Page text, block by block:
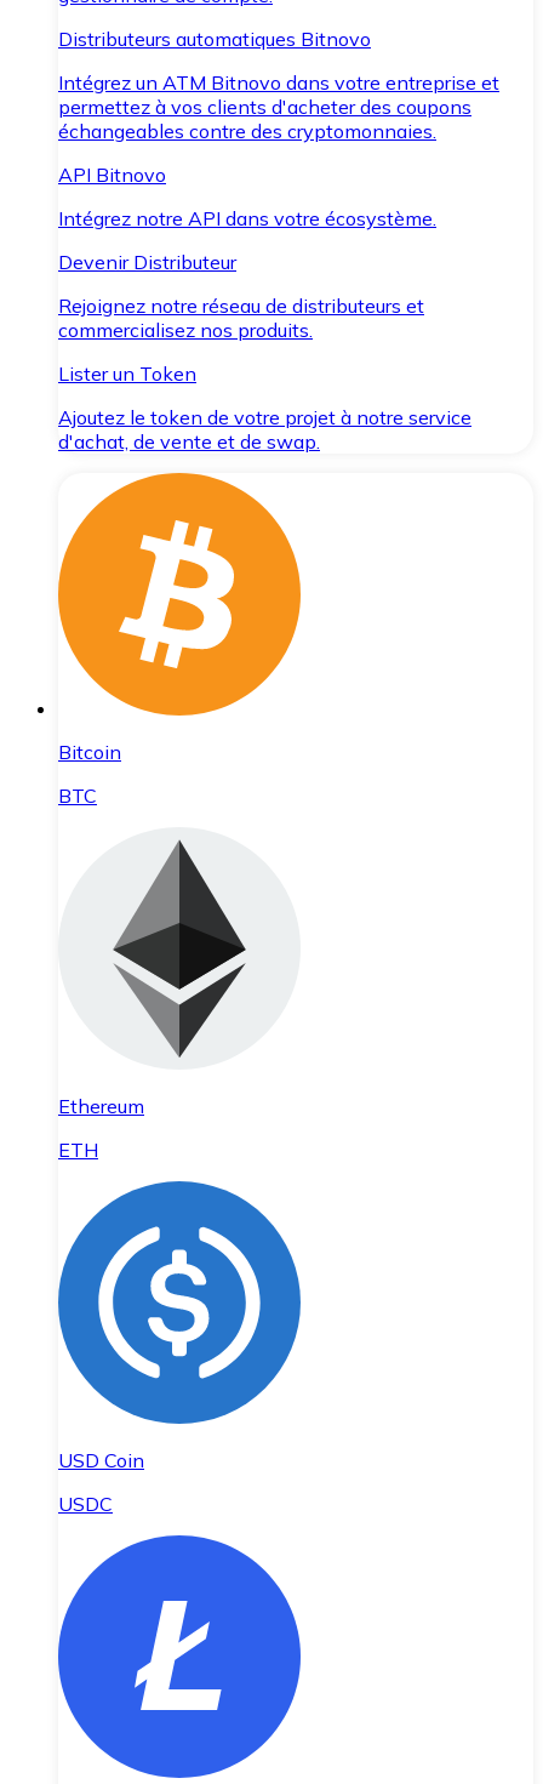
Distributeurs automatiques Bitnovo
Intégrez un ATM Bitnovo dans votre entreprise et
permettez à vos clients d'acheter des coupons
échangeables contre des cryptomonnaies.
API Bitnovo
Intégrez notre API dans votre écosystème.
Devenir Distributeur
Rejoignez notre réseau de distributeurs et
commercialisez nos produits.
Lister un Token
Ajoutez le token de votre projet à notre service
d'achat, de vente et de swap.
Bitcoin
BTC
Ethereum
ETH
USD Coin
USDC